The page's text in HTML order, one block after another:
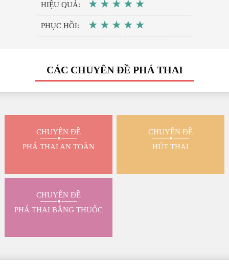
HIỆU QUẢ:
PHỤC HỒI:
CÁC CHUYÊN ĐỀ PHÁ THAI
CHUYÊN ĐỀ
PHÁ THAI AN TOÀN
CHUYÊN ĐỀ
HÚT THAI
CHUYÊN ĐỀ
PHÁ THAI BẰNG THUỐC